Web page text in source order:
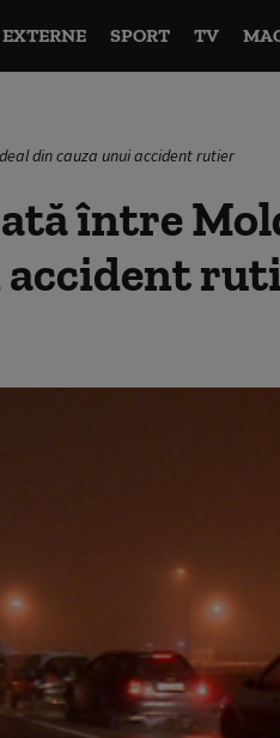
EXTERNE SPORT TV
din cauza unui accident rutier
între
accident